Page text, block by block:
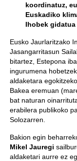
koordinatuz,
Euskadiko
Ihobek gidatua
Eusko Jaurlaritzako
Jasangarritasun
bitartez, Estepona
ingurumena
aldaketara
Bakea eremuan
bat naturan
erabilera publikoko
Solozarren.
Bakion egin
Mikel Jauregi
aldaketari aurre ez